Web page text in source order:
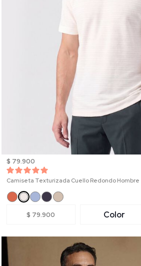
$ 79.900
Camiseta Texturizada Cuello Redondo Hombre
$ 79.900 Color